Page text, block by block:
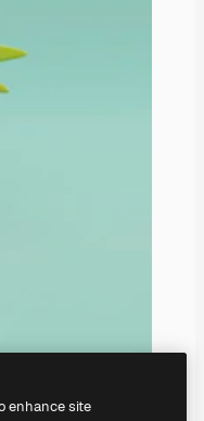
enhance site